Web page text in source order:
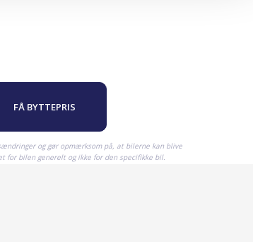
FÅ BYTTEPRIS
og gør opmærksom på, at bilerne kan blive
for bilen generelt og ikke for den specifikke bil.